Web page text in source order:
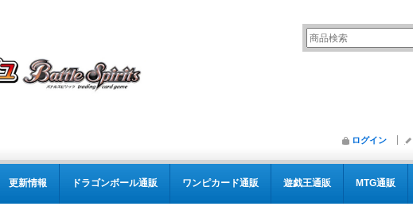
ログイン
更新情報 ドラゴンボール通販 ワンピカード通販 遊戯王通販 MTG通販